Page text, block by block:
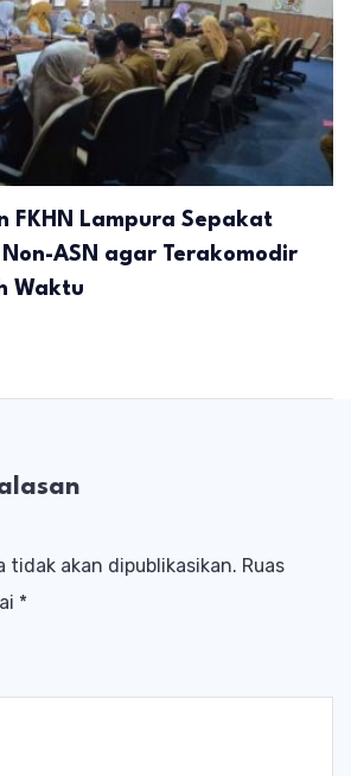
FKHN Lampura Sepakat
ASN agar Terakomodir
Waktu
tidak akan dipublikasikan. Ruas
*